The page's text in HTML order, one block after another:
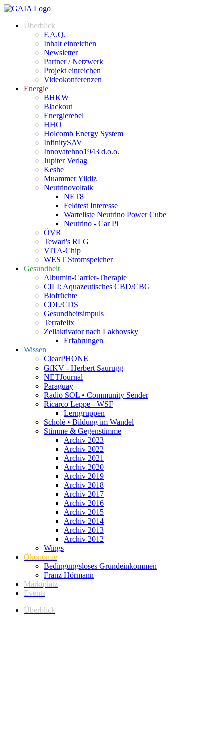
Zum
springenÜberblick
F.A.Q.
Inhalt einreichen
Newsletter
Partner / Netzwerk
Projekt einreichen
Videokonferenzen
Energie
BHKW
Blackout
Energierebel
HHO
Holcomb Energy System
InfinitySAV
Innovatehno1943 d.o.o.
Jupiter Verlag
Keshe
Muammer Yildiz
Neutrinovoltaik
NET8
Feldtest Interesse
Warteliste Neutrino Power Cube
Neutrino - Car Pi
ÖVR
Tewari's RLG
VITA-Chip
WEST Stromspeicher
Gesundheit
Albumin-Carrier-Therapie
CILI: Aquazeutisches CBD/CBG
Biofrüchte
CDL/CDS
Gesundheitsimpuls
Terrafelix
Zellaktivator nach Lakhovsky
Erfahrungen
Wissen
ClearPHONE
GfKV - Herbert Saurugg
NETJournal
Paraguay
Radio SOL • Community Sender
Ricarco Leppe - WSF
Lerngruppen
Scholé • Bildung im Wandel
Stimme & Gegenstimme
Archiv 2023
Archiv 2022
Archiv 2021
Archiv 2020
Archiv 2019
Archiv 2018
Archiv 2017
Archiv 2016
Archiv 2015
Archiv 2014
Archiv 2013
Archiv 2012
Wings
Ökonomie
Bedingungsloses Grundeinkommen
Franz Hörmann
Marktplatz
Events
Überblick